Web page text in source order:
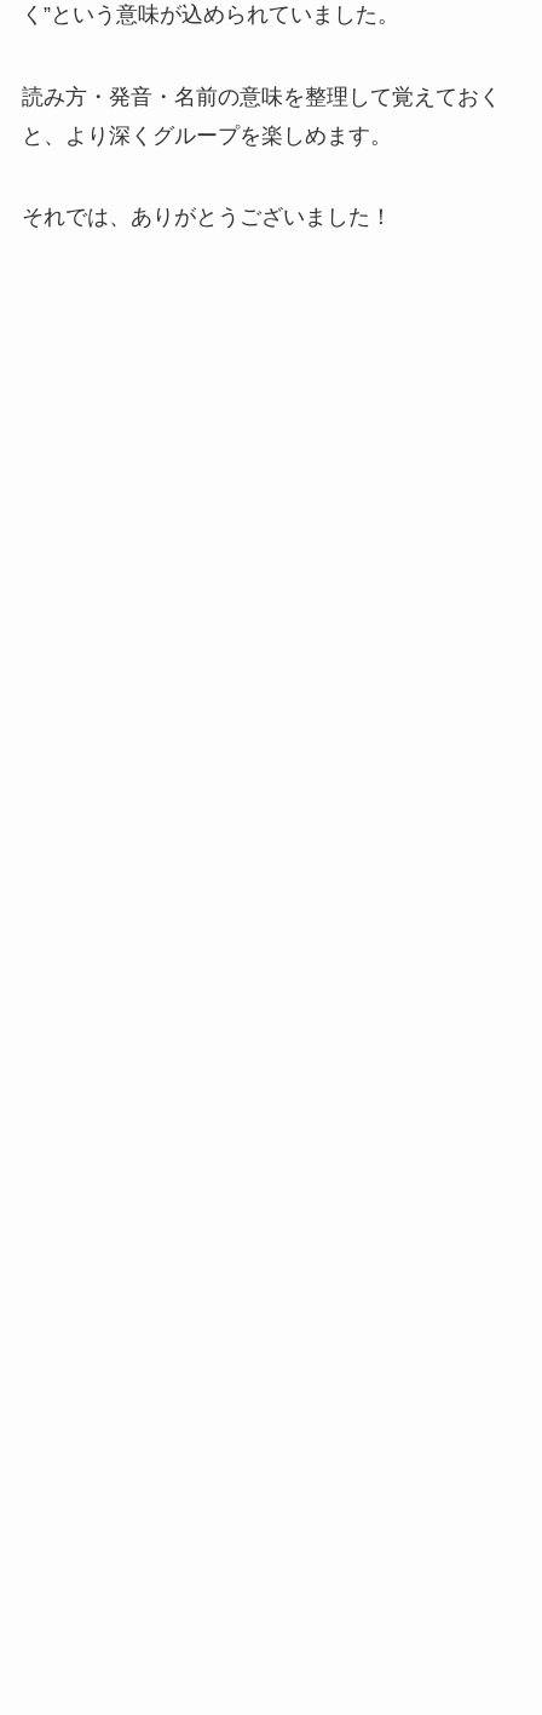
く”という意味が込められていました。
読み方・発音・名前の意味を整理して覚えておく
と、より深くグループを楽しめます。
それでは、ありがとうございました！